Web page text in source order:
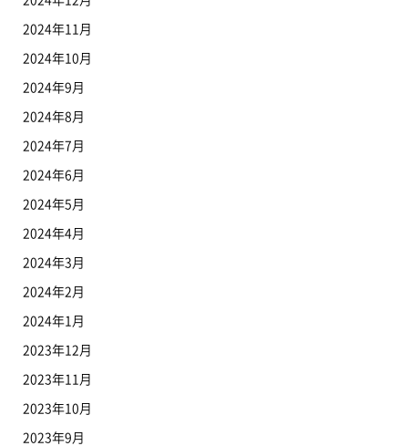
2024年11月
2024年10月
2024年9月
2024年8月
2024年7月
2024年6月
2024年5月
2024年4月
2024年3月
2024年2月
2024年1月
2023年12月
2023年11月
2023年10月
2023年9月